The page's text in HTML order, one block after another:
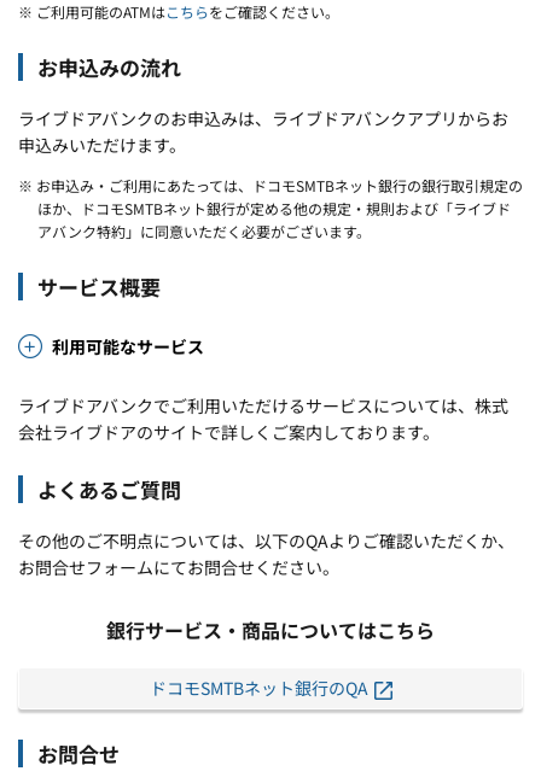
※ ご利用可能のATMはこちらをご確認ください。
お申込みの流れ
ライブドアバンクのお申込みは、ライブドアバンクアプリからお
申込みいただけます。
※ お申込み・ご利用にあたっては、ドコモSMTBネット銀行の銀行取引規定の
ほか、ドコモSMTBネット銀行が定める他の規定・規則および「ライブド
アバンク特約」に同意いただく必要がございます。
サービス概要
利用可能なサービス
ライブドアバンクでご利用いただけるサービスについては、株式
会社ライブドアのサイトで詳しくご案内しております。
よくあるご質問
その他のご不明点については、以下のQAよりご確認いただくか、
お問合せフォームにてお問合せください。
銀行サービス・商品についてはこちら
ドコモSMTBネット銀行のQA
お問合せ